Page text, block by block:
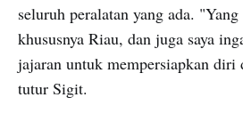
seluruh peralatan yang ada.
khususnya Riau, dan juga saya
jajaran untuk mempersiapkan diri
tutur Sigit.